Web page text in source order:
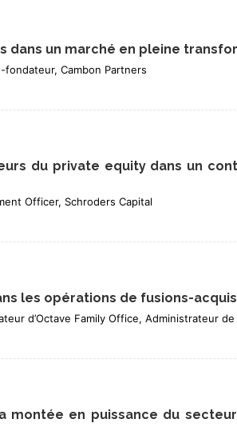
dans un marché en pleine
fondateur, Cambon Partners
du private equity dans un
Officer, Schroders Capital
les opérations de fusions-
d’Octave Family Office, Administrateur de
montée en puissance du